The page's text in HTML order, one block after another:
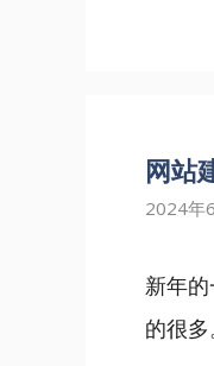
网站
2024年
新年
的很